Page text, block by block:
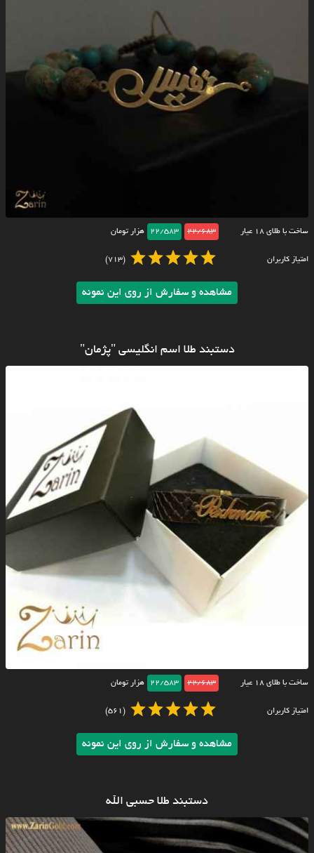
ساخت با طلای ۱۸ عیار 22/683
22/583 هزار تومان
امتیاز کاربران (713)
مشاهده و سفارش از روی این نمونه
دستبند طلا اسم انگلیسی "پژمان"
ساخت با طلای ۱۸ عیار 22/683
22/583 هزار تومان
امتیاز کاربران (561)
مشاهده و سفارش از روی این نمونه
دستبند طلا حسبی الله